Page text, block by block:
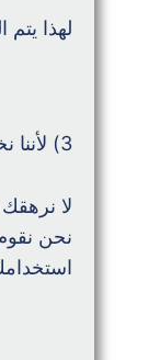
لهذا
3) لأننا نختصر عليك المسار بالكامل
لا
نحن